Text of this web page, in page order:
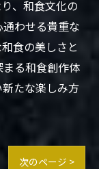
、和食文化の
わせる貴重な
食の美しさと
る和食創作体
たな楽しみ方
次のページ >